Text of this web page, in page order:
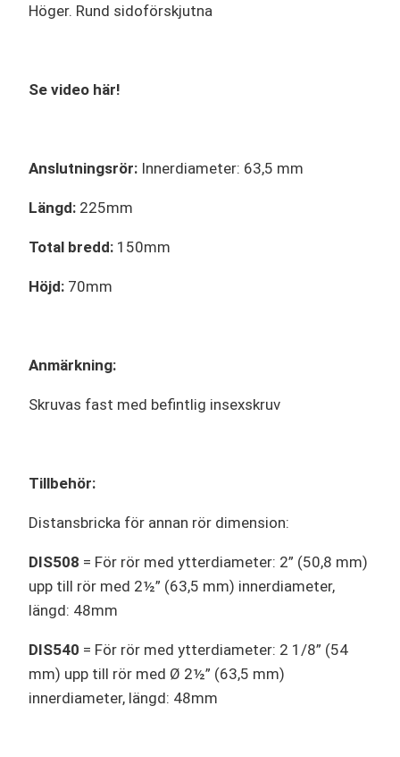
Höger. Rund sidoförskjutna
Se video här!
Anslutningsrör: Innerdiameter: 63,5 mm
Längd: 225mm
Total bredd: 150mm
Höjd: 70mm
Anmärkning:
Skruvas fast med befintlig insexskruv
Tillbehör:
Distansbricka för annan rör dimension:
DIS508 = För rör med ytterdiameter: 2” (50,8 mm)
upp till rör med 2½” (63,5 mm) innerdiameter,
längd: 48mm
DIS540 = För rör med ytterdiameter: 2 1/8” (54
mm) upp till rör med Ø 2½” (63,5 mm)
innerdiameter, längd: 48mm